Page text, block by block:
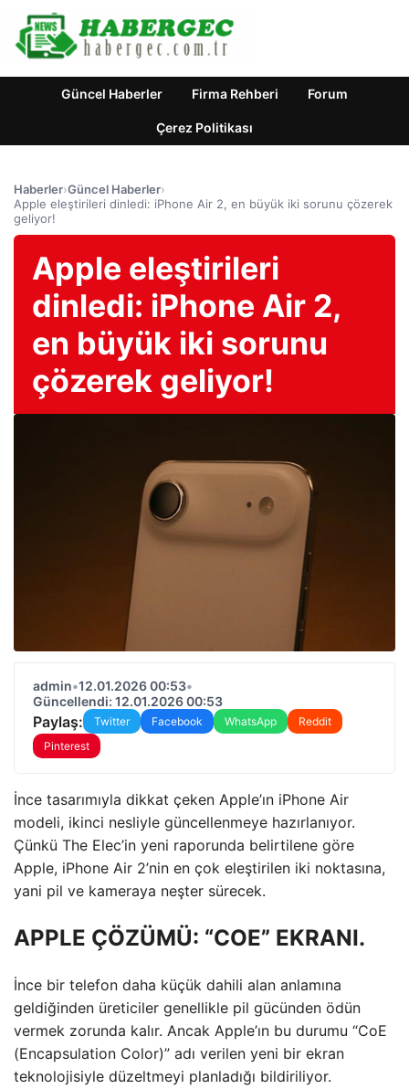
Güncel Haberler Firma Rehberi Forum
Çerez Politikası
Haberler›Güncel Haberler›
Apple eleştirileri dinledi: iPhone Air 2, en büyük iki sorunu çözerek
geliyor!
Apple eleştirileri
dinledi: iPhone Air 2,
en büyük iki sorunu
çözerek geliyor!
admin•12.01.2026 00:53•
Güncellendi: 12.01.2026 00:53
Paylaş: Twitter Facebook WhatsApp
Reddit
Pinterest
İnce tasarımıyla dikkat çeken Apple’ın iPhone Air
modeli, ikinci nesliyle güncellenmeye hazırlanıyor.
Çünkü The Elec’in yeni raporunda belirtilene göre
Apple, iPhone Air 2’nin en çok eleştirilen iki noktasına,
yani pil ve kameraya neşter sürecek.
APPLE ÇÖZÜMÜ: “COE” EKRANI.
İnce bir telefon daha küçük dahili alan anlamına
geldiğinden üreticiler genellikle pil gücünden ödün
vermek zorunda kalır. Ancak Apple’ın bu durumu “CoE
(Encapsulation Color)” adı verilen yeni bir ekran
teknolojisiyle düzeltmeyi planladığı bildiriliyor.